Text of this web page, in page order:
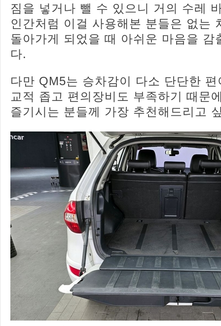
짐을 넣거나 뺄 수 있으니 거의 수레
인간처럼 이걸 사용해본 분들은 없는
돌아가게 되었을 때 아쉬운 마음을 감
다.
다만 QM5는 승차감이 다소 단단한
교적 좁고 편의장비도 부족하기 때문
즐기시는 분들께 가장 추천해드리고